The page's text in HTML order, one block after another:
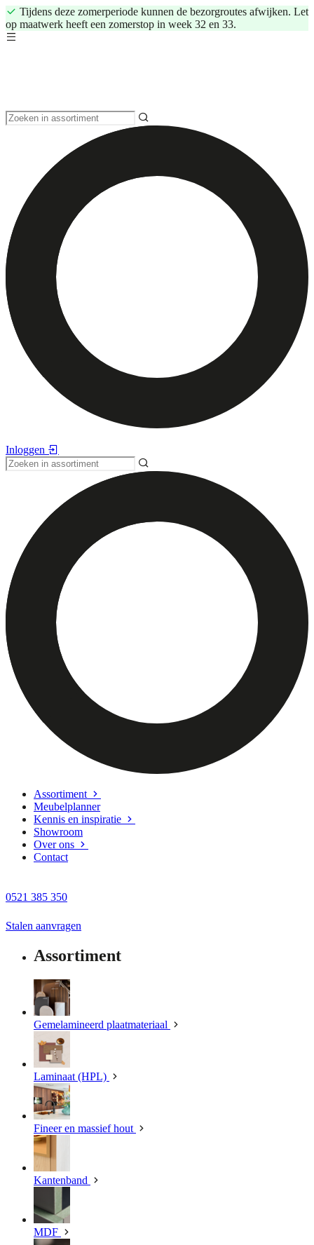
Tijdens deze zomerperiode kunnen de bezorgroutes afwijken. Let
op maatwerk heeft een zomerstop in week 32 en 33.
Inloggen
Assortiment
Meubelplanner
Kennis en inspiratie
Showroom
Over ons
Contact
0521 385 350
Stalen aanvragen
Assortiment
Gemelamineerd plaatmateriaal
Laminaat (HPL)
Fineer en massief hout
Kantenband
MDF